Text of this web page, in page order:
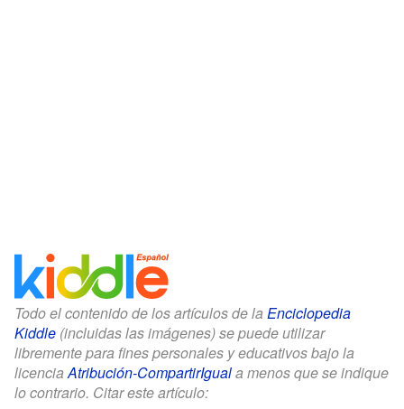
Todo el contenido de los artículos de la Enciclopedia
Kiddle (incluidas las imágenes) se puede utilizar
libremente para fines personales y educativos bajo la
licenciaAtribución-CompartirIguala menos que se indique
lo contrario. Citar este artículo: